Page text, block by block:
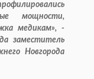
мощности,
медикам», -
заместитель
Новгорода